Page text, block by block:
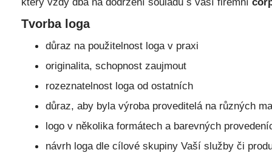
Tvorba loga
důraz na použitelnost loga v praxi
originalita, schopnost zaujmout
rozeznatelnost loga od ostatních
důraz, aby byla výroba proveditelá na různých
logo v několika formátech a barevných
návrh loga dle cílové skupiny Vaší služby či